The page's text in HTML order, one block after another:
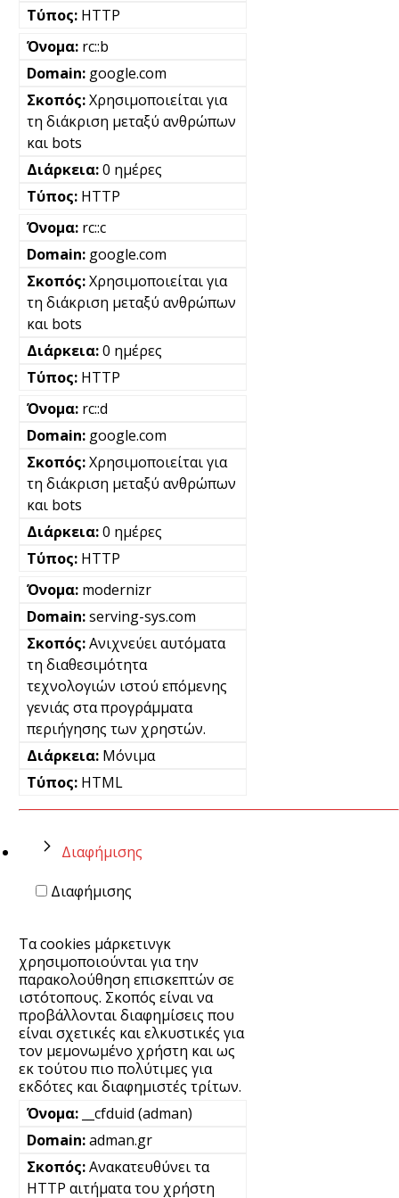
HTTP
rc::b
google.com
Χρησιμοποιείται για
τη διάκριση μεταξύ ανθρώπων
και bots
0 ημέρες
HTTP
rc::c
google.com
Χρησιμοποιείται για
τη διάκριση μεταξύ ανθρώπων
και bots
0 ημέρες
HTTP
rc::d
google.com
Χρησιμοποιείται για
τη διάκριση μεταξύ ανθρώπων
και bots
0 ημέρες
HTTP
modernizr
serving-sys.com
Ανιχνεύει αυτόματα
τη διαθεσιμότητα
τεχνολογιών ιστού επόμενης
γενιάς στα προγράμματα
περιήγησης των χρηστών.
Μόνιμα
HTML
Διαφήμισης
Διαφήμισης
Τα cookies μάρκετινγκ
χρησιμοποιούνται για την
παρακολούθηση επισκεπτών σε
ιστότοπους. Σκοπός είναι να
προβάλλονται διαφημίσεις που
είναι σχετικές και ελκυστικές για
τον μεμονωμένο χρήστη και ως
εκ τούτου πιο πολύτιμες για
εκδότες και διαφημιστές τρίτων.
__cfduid (adman)
adman.gr
Ανακατευθύνει τα
HTTP αιτήματα του χρήστη